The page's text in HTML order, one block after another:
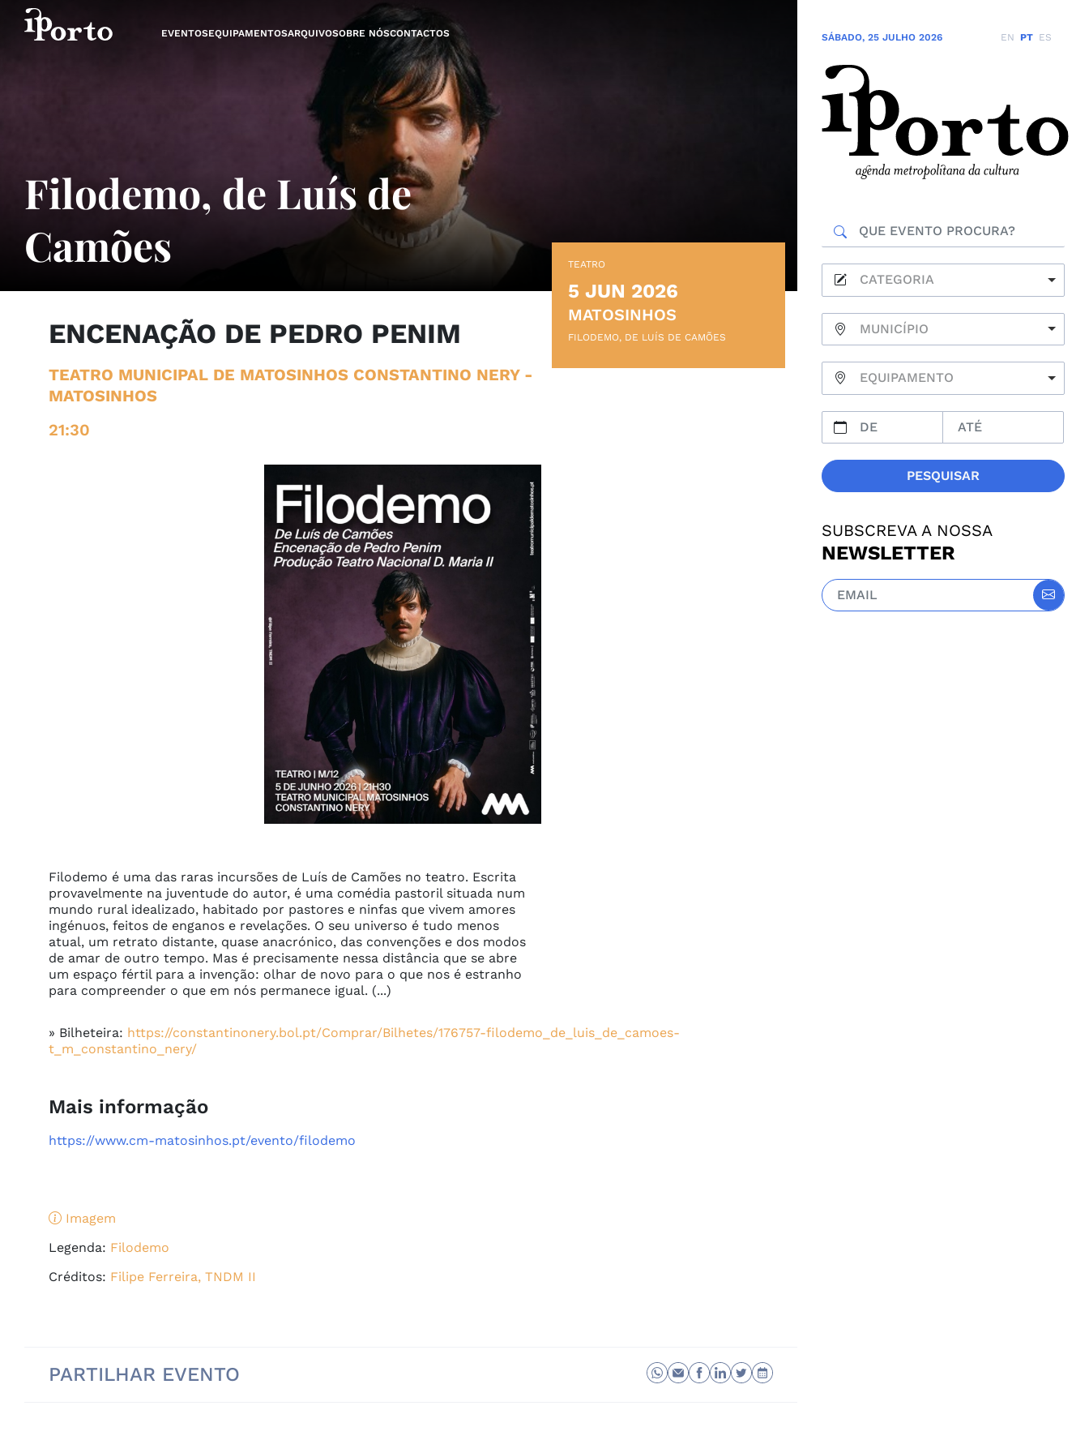
Saltar para o conteúdo
EVENTOSEQUIPAMENTOSARQUIVOSOBRE NÓSCONTACTOS
Filodemo, de Luís de
Camões
ENCENAÇÃO DE PEDRO PENIM
TEATRO MUNICIPAL DE MATOSINHOS CONSTANTINO NERY-
MATOSINHOS
21:30
TEATRO
5 JUN 2026
MATOSINHOS
FILODEMO, DE LUÍS DE CAMÕES
Filodemo é uma das raras incursões de Luís de Camões no teatro. Escrita
provavelmente na juventude do autor, é uma comédia pastoril situada num
mundo rural idealizado, habitado por pastores e ninfas que vivem amores
ingénuos, feitos de enganos e revelações. O seu universo é tudo menos
atual, um retrato distante, quase anacrónico, das convenções e dos modos
de amar de outro tempo. Mas é precisamente nessa distância que se abre
um espaço fértil para a invenção: olhar de novo para o que nos é estranho
para compreender o que em nós permanece igual. (...)
» Bilheteira: https://constantinonery.bol.pt/Comprar/Bilhetes/176757-filodemo_de_luis_de_camoes-
t_m_constantino_nery/
Mais informação
https://www.cm-matosinhos.pt/evento/filodemo
Imagem
Legenda: Filodemo
Créditos: Filipe Ferreira, TNDM II
PARTILHAR EVENTO
SÁBADO, 25 JULHO 2026 EN PT ES
CATEGORIA
MUNICÍPIO
EQUIPAMENTO
PESQUISAR
SUBSCREVA A NOSSA
NEWSLETTER